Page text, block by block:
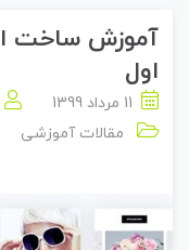
آموزش ساخت
اول
11 مرداد 1399
مقالات آموزشی